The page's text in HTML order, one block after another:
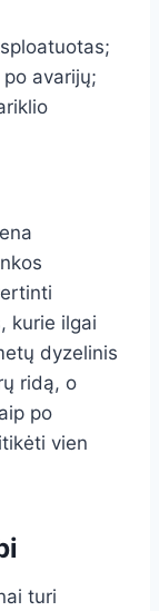
avarijų;
kurie ilgai
dyzelinis
ridą, o
po
vien
turi